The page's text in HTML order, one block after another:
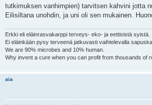
t
i
tutkimuksen vanhimpien) tarvitsen kahvini jotta
Eilisiltana unohdin, ja uni oli sen mukainen.
Erkki eli eläinrasvakarppi terveys- eko- ja eettisistä syistä.
Ei eläinkään pysy terveenä jatkuvasti vaihtelevalla
We are 90% microbes and 10% human.
Why invent a cure when you can profit from thousands of
aia